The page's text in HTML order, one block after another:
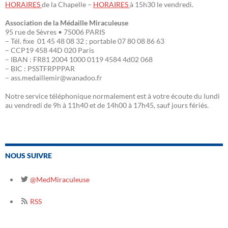
HORAIRESde la Chapelle – HORAIRESà 15h30 le vendredi.
Association de la Médaille Miraculeuse
95 rue de Sèvres • 75006 PARIS
– Tél. fixe 01 45 48 08 32 ; portable 07 80 08 86 63
– CCP19 458 44D 020 Paris
– IBAN : FR81 2004 1000 0119 4584 4d02 068
– BIC : PSSTFRPPPAR
– ass.medaillemir@wanadoo.fr
Notre service téléphonique normalement est à votre écoute du lundi
au vendredi de 9h à 11h40 et de 14h00 à 17h45, sauf jours fériés.
NOUS SUIVRE
@MedMiraculeuse
RSS